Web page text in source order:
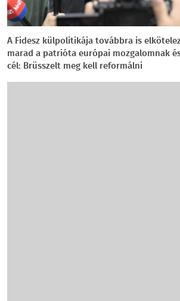
A Fidesz külpolitikája továbbra is
marad a patrióta európai mozgalomnak
cél: Brüsszelt meg kell reformálni